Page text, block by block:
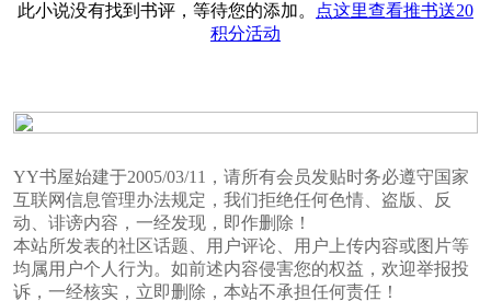
此小说没有找到书评，等待您的添加。
点这里查看推书送20
积分活动
YY书屋始建于2005/03/11，请所有会员发贴时务必遵守国家
互联网信息管理办法规定，我们拒绝任何色情、盗版、反
动、诽谤内容，一经发现，即作删除！
本站所发表的社区话题、用户评论、用户上传内容或图片等
均属用户个人行为。如前述内容侵害您的权益，欢迎举报投
诉，一经核实，立即删除，本站不承担任何责任！